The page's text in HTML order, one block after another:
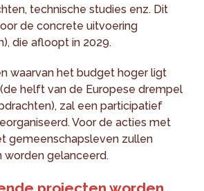
technische studies enz. Dit
de concrete uitvoering
die afloopt in 2029.
waarvan het budget hoger ligt
helft van de Europese drempel
zal een participatief
Voor de acties met
gemeenschapsleven zullen
gelanceerd.